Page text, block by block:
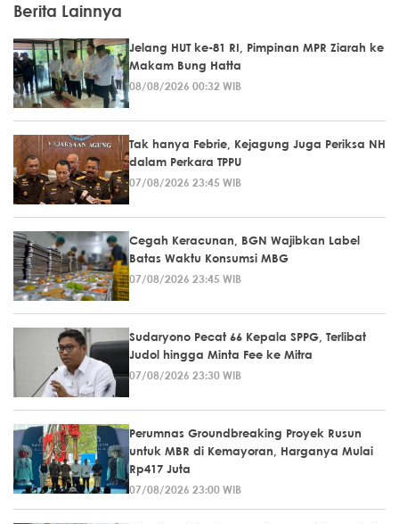
Berita Lainnya
Jelang HUT ke-81 RI, Pimpinan MPR Ziarah ke
Makam Bung Hatta
08/08/2026 00:32 WIB
Tak hanya Febrie, Kejagung Juga Periksa NH
dalam Perkara TPPU
07/08/2026 23:45 WIB
Cegah Keracunan, BGN Wajibkan Label
Batas Waktu Konsumsi MBG
07/08/2026 23:45 WIB
Sudaryono Pecat 66 Kepala SPPG, Terlibat
Judol hingga Minta Fee ke Mitra
07/08/2026 23:30 WIB
Perumnas Groundbreaking Proyek Rusun
untuk MBR di Kemayoran, Harganya Mulai
Rp417 Juta
07/08/2026 23:00 WIB